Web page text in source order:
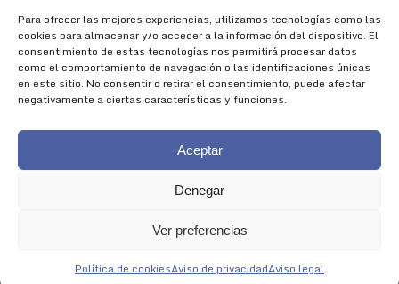
Para ofrecer las mejores experiencias, utilizamos tecnologías como las
cookies para almacenar y/o acceder a la información del dispositivo. El
consentimiento de estas tecnologías nos permitirá procesar datos
como el comportamiento de navegación o las identificaciones únicas
en este sitio. No consentir o retirar el consentimiento, puede afectar
negativamente a ciertas características y funciones.
Aceptar
Denegar
Ver preferencias
Política de cookiesAviso de privacidadAviso legal
TREK
SÍGUENOS
Encuéntranos en:
Facebook
page
YouTube
page
Instagram
page
Aviso Legal|Política de Cookies